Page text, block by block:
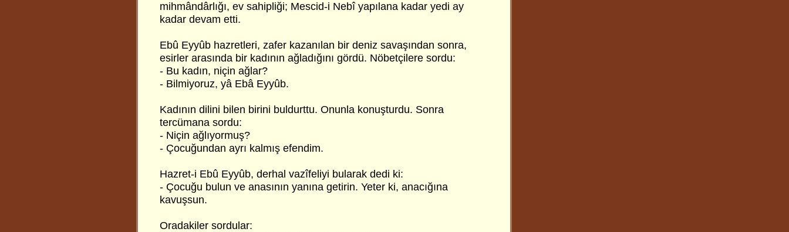
mihmândârlığı, ev sahipliği; Mescid-i Nebî yapılana kadar yedi ay
kadar devam etti.
Ebû Eyyûb hazretleri, zafer kazanılan bir deniz savaşından sonra,
esirler arasında bir kadının ağladığını gördü. Nöbetçilere sordu:
- Bu kadın, niçin ağlar?
- Bilmiyoruz, yâ Ebâ Eyyûb.
Kadının dilini bilen birini buldurttu. Onunla konuşturdu. Sonra
tercümana sordu:
- Niçin ağlıyormuş?
- Çocuğundan ayrı kalmış efendim.
Hazret-i Ebû Eyyûb, derhal vazîfeliyi bularak dedi ki:
- Çocuğu bulun ve anasının yanına getirin. Yeter ki, anacığına
kavuşsun.
Oradakiler sordular: